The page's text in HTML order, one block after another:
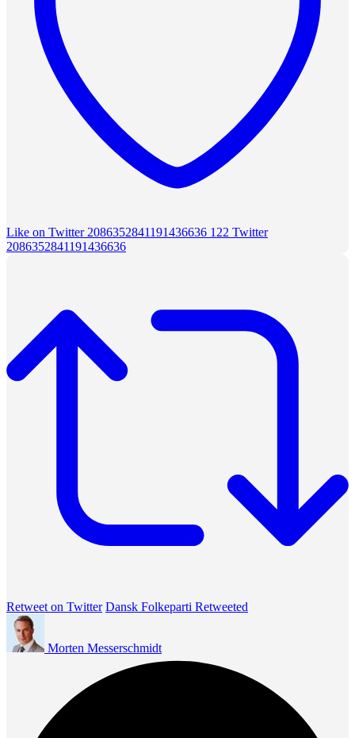
Like on Twitter 2086352841191436636 122 Twitter
2086352841191436636
Retweet on Twitter Dansk Folkeparti Retweeted
Morten Messerschmidt